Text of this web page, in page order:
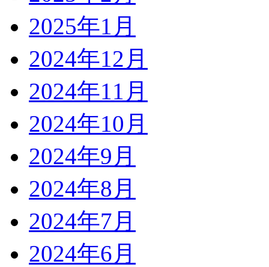
2025年1月
2024年12月
2024年11月
2024年10月
2024年9月
2024年8月
2024年7月
2024年6月